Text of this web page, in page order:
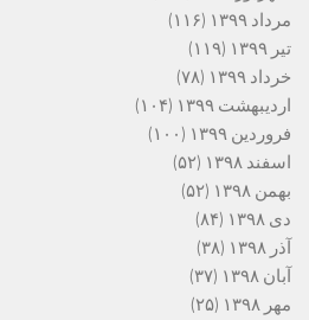
مرداد ۱۳۹۹
(۱۱۶)
تیر ۱۳۹۹
(۱۱۹)
خرداد ۱۳۹۹
(۷۸)
اردیبهشت ۱۳۹۹
(۱۰۴)
فروردین ۱۳۹۹
(۱۰۰)
اسفند ۱۳۹۸
(۵۲)
بهمن ۱۳۹۸
(۵۲)
دی ۱۳۹۸
(۸۴)
آذر ۱۳۹۸
(۳۸)
آبان ۱۳۹۸
(۳۷)
مهر ۱۳۹۸
(۲۵)